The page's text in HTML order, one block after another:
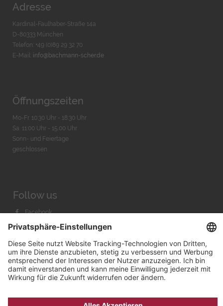
Adresse
Kardinal-Faulhaber-Straße 14a
D-80333 München
Telefon: +49 (0)89 29 32 70
E-Mail: info@bachmann-scher.de
Öffnungszeiten
Mo-Fr. 10:30 Uhr - 18:30 Uhr
Sa. 11:00 Uhr - 15.00 Uhr
Sonn- und Feiertage
geschlossen
Follow us
Facebook
Instagram
Youtube